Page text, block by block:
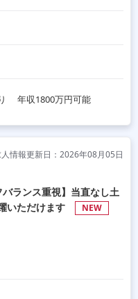
年収1800万円可能
情報更新日：2026年08月05日
ランス重視】当直なし土
いただけます
NEW